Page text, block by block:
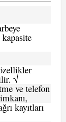
kapasite
√
ve telefon
kayıtları